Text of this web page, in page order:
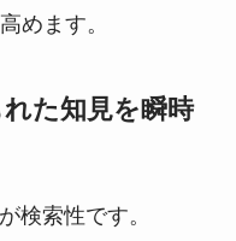
めます。
た知見を瞬時
検索性です。